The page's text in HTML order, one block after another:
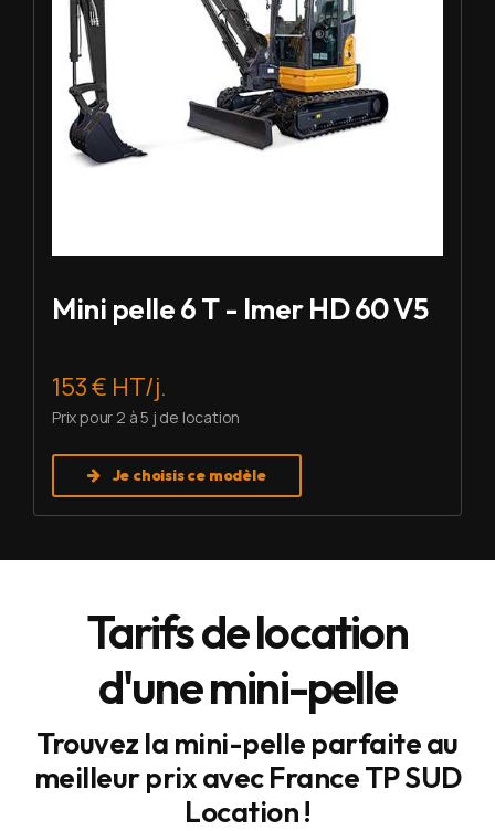
Mini pelle 6 T - Imer HD 60 V5
153 € HT/j.
Prix pour 2 à 5 j de location
Je choisis ce modèle
Tarifs de location
d'une mini-pelle
Trouvez la mini-pelle parfaite au
meilleur prix avec France TP SUD
Location !